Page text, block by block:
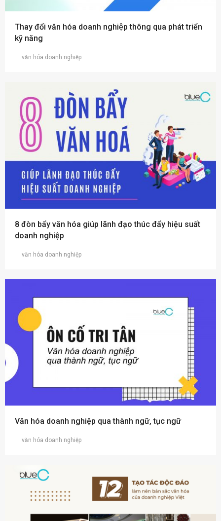
Thay đổi văn hóa doanh nghiệp thông qua phát triển
kỹ năng
văn hóa doanh nghiệp
8 đòn bẩy văn hóa giúp lãnh đạo thúc đẩy hiệu suất
doanh nghiệp
văn hóa doanh nghiệp
Văn hóa doanh nghiệp qua thành ngữ, tục ngữ
văn hóa doanh nghiệp